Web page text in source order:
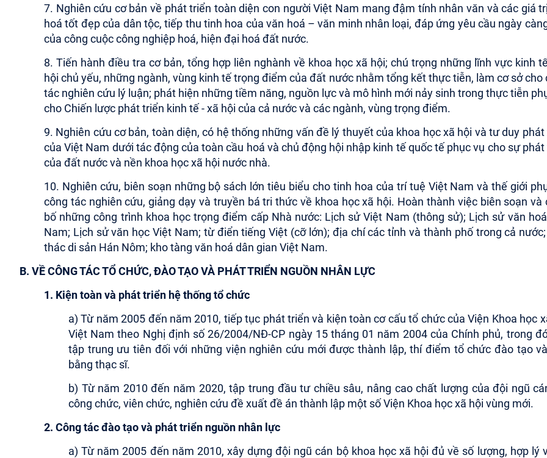
7. Nghiên cứu cơ bản về phát triển toàn diện con người Việt Nam mang đậm tính nhân văn và các giá
hoá tốt đẹp của dân tộc, tiếp thu tinh hoa của văn hoá – văn minh nhân loại, đáp ứng yêu cầu ngày
của công cuộc công nghiệp hoá, hiện đại hoá đất nước.
8. Tiến hành điều tra cơ bản, tổng hợp liên nghành về khoa học xã hội; chú trọng những lĩnh vực kinh
hội chủ yếu, những ngành, vùng kinh tế trọng điểm của đất nước nhằm tổng kết thực tiễn, làm cơ sở cho
tác nghiên cứu lý luận; phát hiện những tiềm năng, nguồn lực và mô hình mới nảy sinh trong thực tiễn
cho Chiến lược phát triển kinh tế - xã hội của cả nước và các ngành, vùng trọng điểm.
9. Nghiên cứu cơ bản, toàn diện, có hệ thống những vấn đề lý thuyết của khoa học xã hội và tư duy phát
của Việt Nam dưới tác động của toàn cầu hoá và chủ động hội nhập kinh tế quốc tế phục vụ cho sự phát
của đất nước và nền khoa học xã hội nước nhà.
10. Nghiên cứu, biên soạn những bộ sách lớn tiêu biểu cho tinh hoa của trí tuệ Việt Nam và thế giới
công tác nghiên cứu, giảng dạy và truyền bá tri thức về khoa học xã hội. Hoàn thành việc biên soạn và
bố những công trình khoa học trọng điểm cấp Nhà nước: Lịch sử Việt Nam (thông sử); Lịch sử văn
Nam; Lịch sử văn học Việt Nam; từ điển tiếng Việt (cỡ lớn); địa chí các tỉnh và thành phố trong cả
thác di sản Hán Nôm; kho tàng văn hoá dân gian Việt Nam.
B. VỀ CÔNG TÁC TỔ CHỨC, ĐÀO TẠO VÀ PHÁT TRIỂN NGUỒN NHÂN LỰC
1. Kiện toàn và phát triển hệ thống tổ chức
a) Từ năm 2005 đến năm 2010, tiếp tục phát triển và kiện toàn cơ cấu tổ chức của Viện Khoa học
Việt Nam theo Nghị định số 26/2004/NĐ-CP ngày 15 tháng 01 năm 2004 của Chính phủ, trong
tập trung ưu tiên đối với những viện nghiên cứu mới được thành lập, thí điểm tổ chức đào tạo
bằng thạc sĩ.
b) Từ năm 2010 đến năm 2020, tập trung đầu tư chiều sâu, nâng cao chất lượng của đội ngũ
công chức, viên chức, nghiên cứu đề xuất đề án thành lập một số Viện Khoa học xã hội vùng mới.
2. Công tác đào tạo và phát triển nguồn nhân lực
a) Từ năm 2005 đến năm 2010, xây dựng đội ngũ cán bộ khoa học xã hội đủ về số lượng, hợp lý